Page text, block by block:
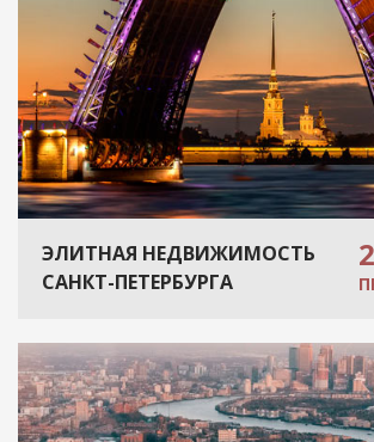
ЭЛИТНАЯ НЕДВИЖИМОСТЬ
САНКТ-ПЕТЕРБУРГА